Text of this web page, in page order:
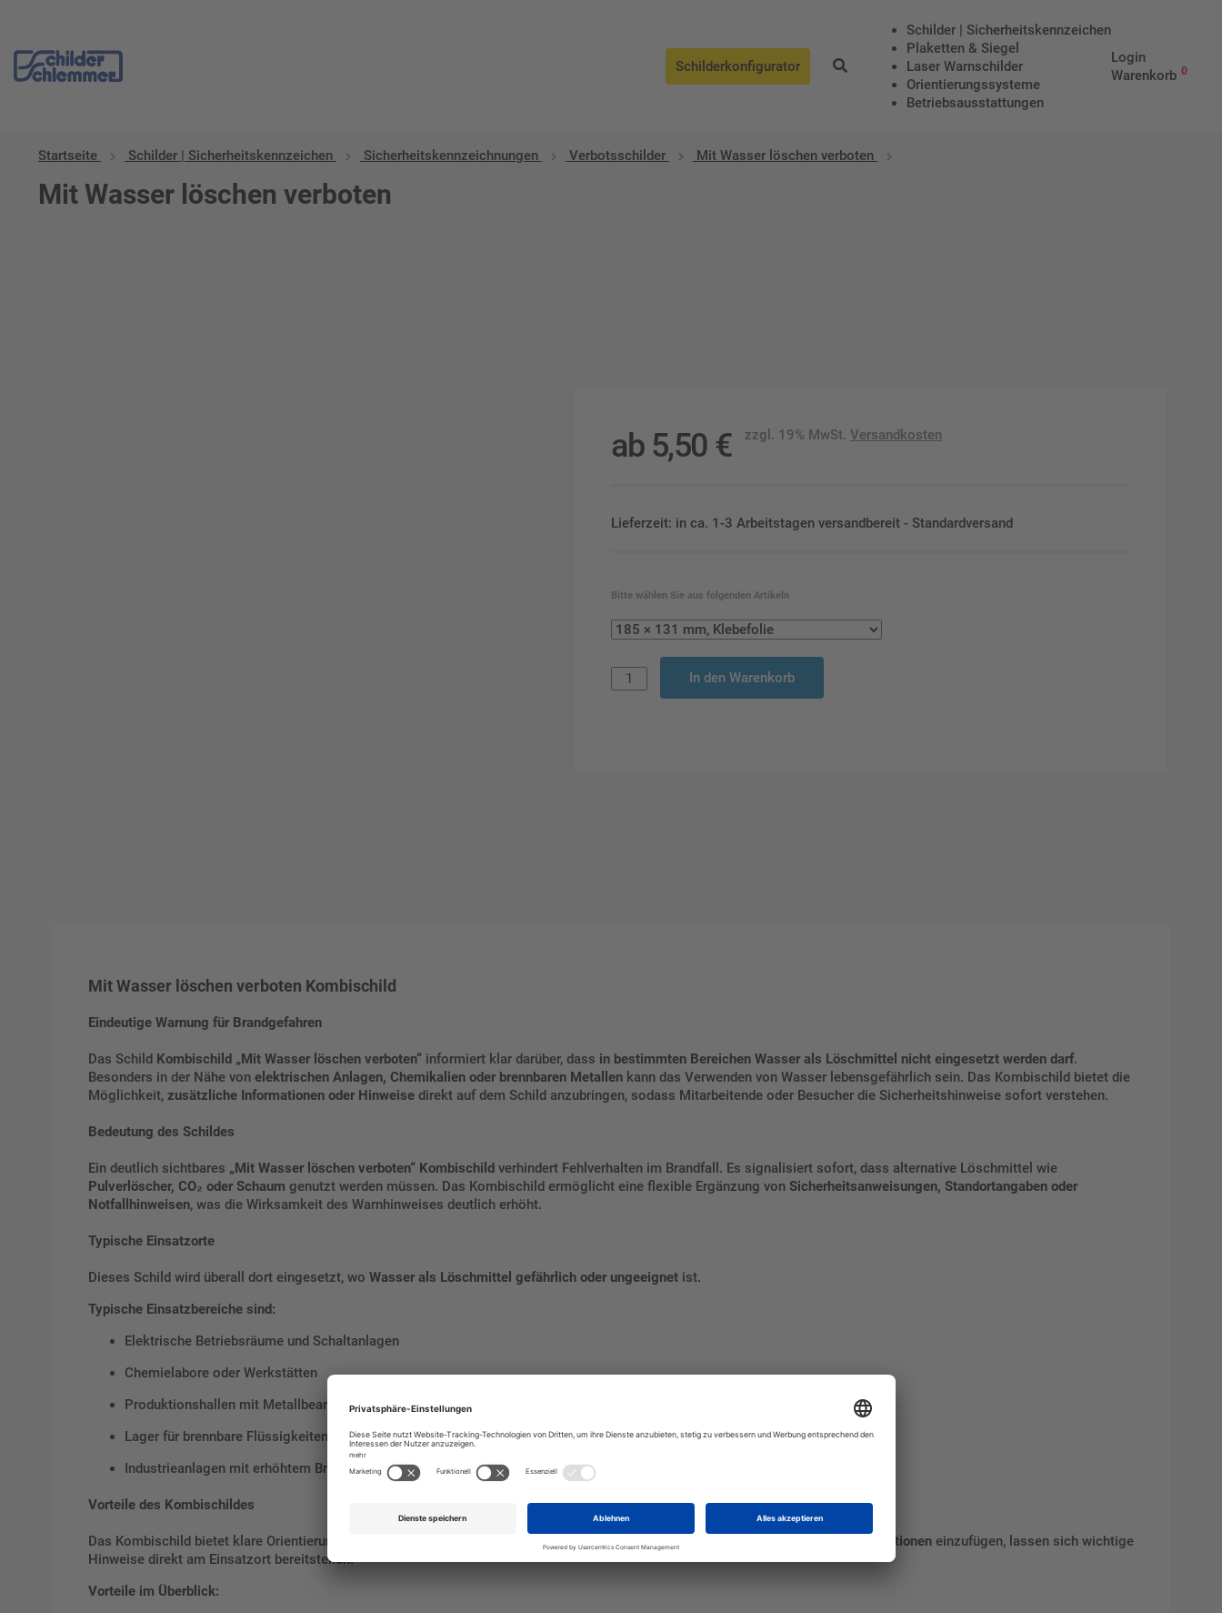
Schilderkonfigurator
Schilder | Sicherheitskennzeichen
Plaketten & Siegel
Laser Warnschilder
Orientierungssysteme
Betriebs­aus­stattungen
Login
Warenkorb 0
Startseite Schilder | Sicherheitskennzeichen Sicherheitskennzeichnungen Verbotsschilder Mit Wasser löschen verboten
Mit Wasser löschen verboten
ab 5,50 € zzgl. 19% MwSt.Versandkosten
Lieferzeit: in ca. 1-3 Arbeitstagen versandbereit - Standardversand
Bitte wählen Sie aus folgenden Artikeln
In den Warenkorb
Mit Wasser löschen verboten Kombischild
Eindeutige Warnung für Brandgefahren
Das Schild Kombischild „Mit Wasser löschen verboten“ informiert klar darüber, dass in bestimmten Bereichen Wasser als Löschmittel nicht eingesetzt werden darf.
Besonders in der Nähe von elektrischen Anlagen, Chemikalien oder brennbaren Metallen kann das Verwenden von Wasser lebensgefährlich sein. Das Kombischild bietet die
Möglichkeit, zusätzliche Informationen oder Hinweise direkt auf dem Schild anzubringen, sodass Mitarbeitende oder Besucher die Sicherheitshinweise sofort verstehen.
Bedeutung des Schildes
Ein deutlich sichtbares „Mit Wasser löschen verboten“ Kombischild verhindert Fehlverhalten im Brandfall. Es signalisiert sofort, dass alternative Löschmittel wie
Pulverlöscher, CO₂ oder Schaum genutzt werden müssen. Das Kombischild ermöglicht eine flexible Ergänzung von Sicherheitsanweisungen, Standortangaben oder
Notfallhinweisen, was die Wirksamkeit des Warnhinweises deutlich erhöht.
Typische Einsatzorte
Dieses Schild wird überall dort eingesetzt, wo Wasser als Löschmittel gefährlich oder ungeeignet ist.
Typische Einsatzbereiche sind:
Elektrische Betriebsräume und Schaltanlagen
Chemielabore oder Werkstätten
Produktionshallen mit Metallbearbeitung oder Chemikalien
Lager für brennbare Flüssigkeiten oder Stoffe
Industrieanlagen mit erhöhtem Brandrisiko
Vorteile des Kombischildes
Das Kombischild bietet klare Orientierung und erhöht die Sicherheit in Gefahrenbereichen. Durch die Möglichkeit, zusätzliche Informationen einzufügen, lassen sich wichtige
Hinweise direkt am Einsatzort bereitstellen.
Vorteile im Überblick: